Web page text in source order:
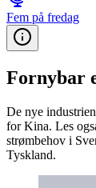
Fem på fredag
Fornybar
De nye
for Kina. Les
strømbehov i
Tyskland.